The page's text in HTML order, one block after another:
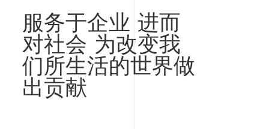
服务于企业 进而
对社会 为改变我
们所生活的世界做
出贡献